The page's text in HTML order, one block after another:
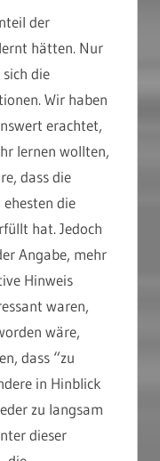
der
hätten. Nur
die
Wir haben
erachtet,
lernen wollten,
dass die
die
hat. Jedoch
Angabe, mehr
Hinweis
waren,
wäre,
dass “zu
in Hinblick
zu langsam
dieser